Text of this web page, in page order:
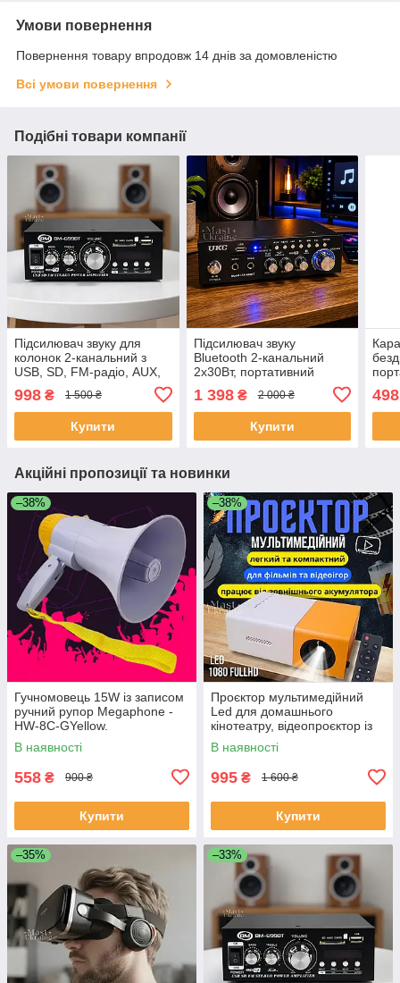
Умови повернення
Повернення товару впродовж 14 днів за домовленістю
Всі умови повернення
Подібні товари компанії
Підсилювач звуку для
колонок 2-канальний з
USB, SD, FM-радіо, AUX,
стереопідсилювач для
акустики, BM-699BT
998 ₴ 1 500 ₴
Купити
Підсилювач звуку
Bluetooth 2-канальний
2x30Вт, портативний
колонок з пультом, AK-
688-BT
1 398₴ 2 000 ₴
Купити
та
498
Акційні пропозиції та новинки
–38%
Гучномовець 15W із записом
ручний рупор Megaphone -
HW-8C-GYellow.
В наявності
558 ₴ 900 ₴
Купити
–38%
Проєктор мультимедійний
Led для домашнього
кінотеатру, відеопроєктор із
динаміком і пультом, YG-300-
WYellow
В наявності
995 ₴ 1 600 ₴
Купити
–35% –33%